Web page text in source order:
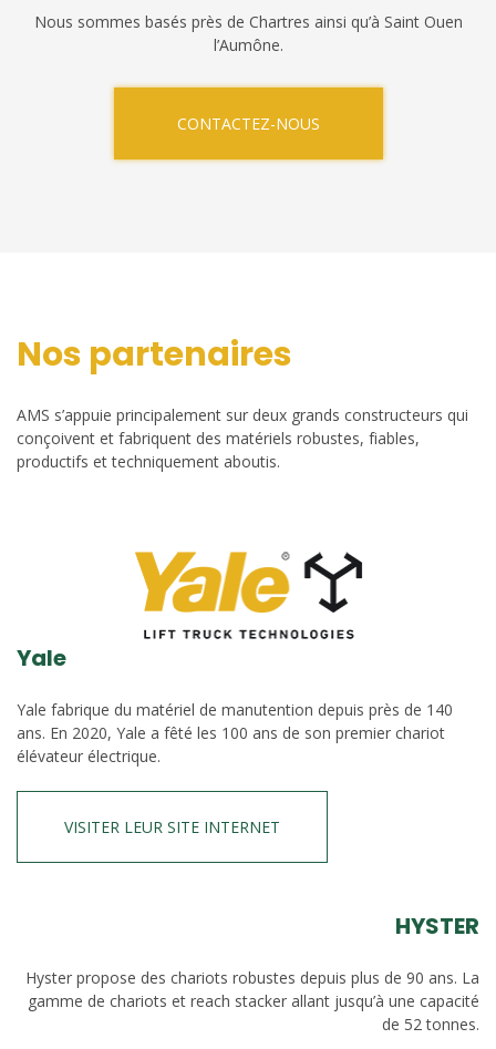
Nous sommes basés près de Chartres ainsi qu’à Saint Ouen
l’Aumône.
CONTACTEZ-NOUS
Nos partenaires
AMS s’appuie principalement sur deux grands constructeurs qui
conçoivent et fabriquent des matériels robustes, fiables,
productifs et techniquement aboutis.
Yale
Yale fabrique du matériel de manutention depuis près de 140
ans. En 2020, Yale a fêté les 100 ans de son premier chariot
élévateur électrique.
VISITER LEUR SITE INTERNET
HYSTER
Hyster propose des chariots robustes depuis plus de 90 ans. La
gamme de chariots et reach stacker allant jusqu’à une capacité
de 52 tonnes.